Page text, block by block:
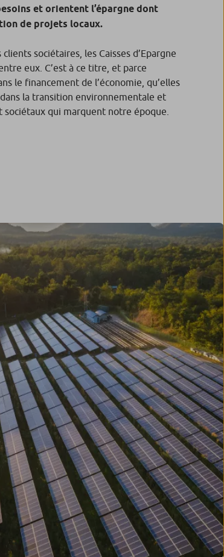
et orientent l’épargne dont
de projets locaux.
sociétaires, les Caisses d’Epargne
eux. C’est à ce titre, et parce
le financement de l’économie, qu’elles
la transition environnementale et
sociétaux qui marquent notre époque.